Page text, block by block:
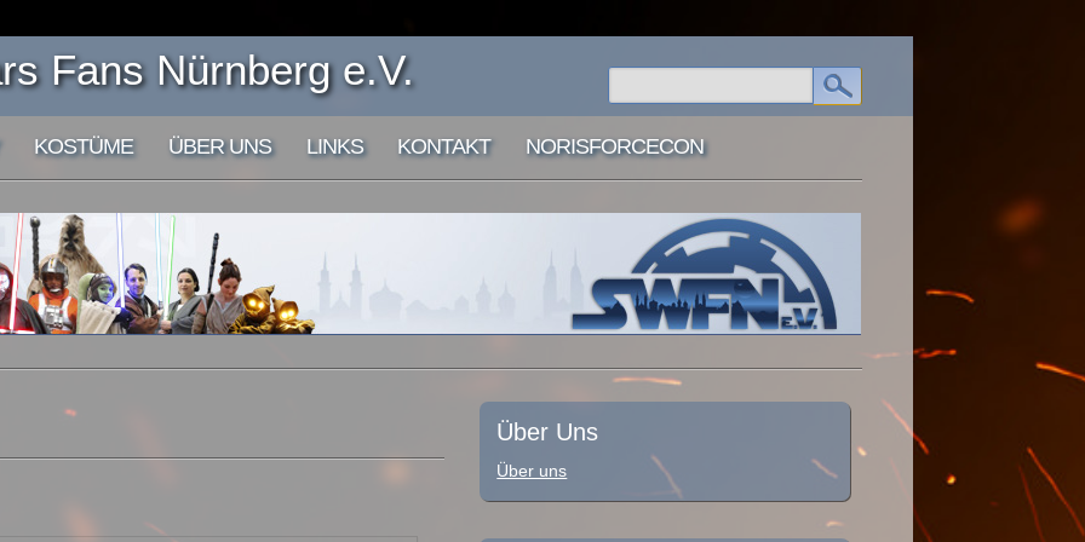
Fans Nürnberg e.V.
KOSTÜME ÜBER UNS LINKS KONTAKT NORISFORCECON
Über Uns
Über uns